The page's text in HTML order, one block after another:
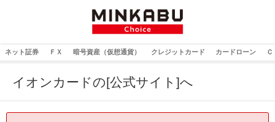
ネット証券 ＦＸ 暗号資産（仮想通貨） クレジットカード カードローン Ｃ
イオンカードの[公式サイト]へ